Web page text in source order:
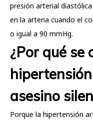
presión arterial
en la arteria cuando el
o igual a 90 mmHg.
¿Por qué se
asesino
Porque la hipertensión